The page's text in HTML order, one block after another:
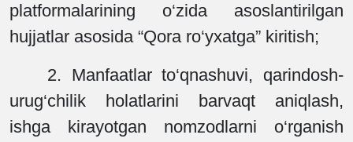
platformalarining o‘zida asoslantirilgan
hujjatlar asosida “Qora ro‘yxatga” kiritish;
2. Manfaatlar to‘qnashuvi, qarindosh-
urug‘chilik holatlarini barvaqt aniqlash,
ishga kirayotgan nomzodlarni o‘rganish